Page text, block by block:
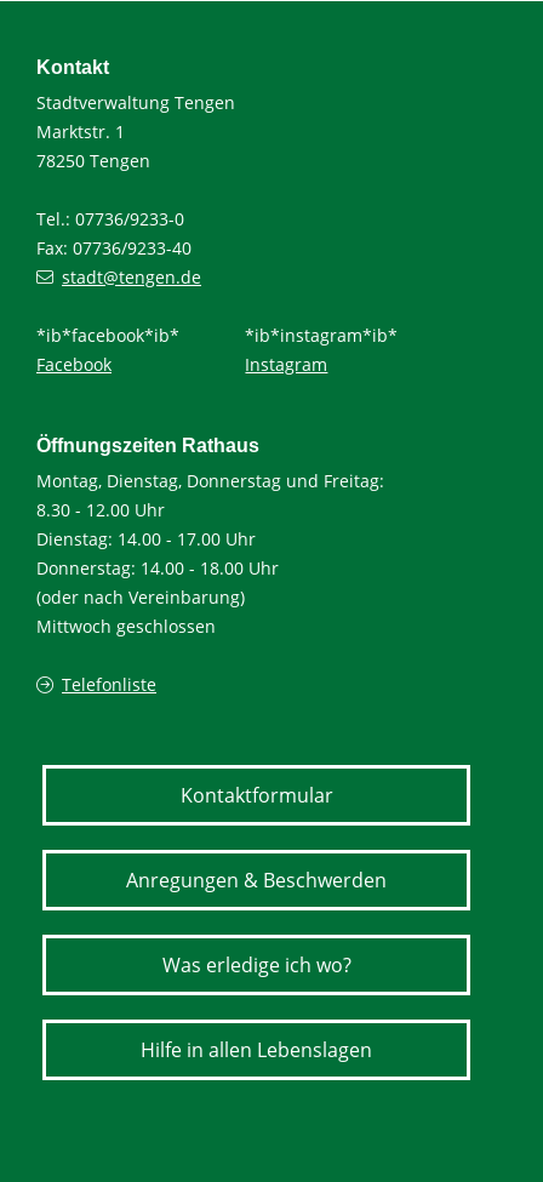
Kontakt
Stadtverwaltung Tengen
Marktstr. 1
78250 Tengen
Tel.: 07736/9233-0
Fax: 07736/9233-40
stadt@tengen.de
*ib*facebook*ib*
Facebook
*ib*instagram*ib*
Instagram
Öffnungszeiten Rathaus
Montag, Dienstag, Donnerstag und Freitag:
8.30 - 12.00 Uhr
Dienstag: 14.00 - 17.00 Uhr
Donnerstag: 14.00 - 18.00 Uhr
(oder nach Vereinbarung)
Mittwoch geschlossen
Telefonliste
Kontaktformular
Anregungen & Beschwerden
Was erledige ich wo?
Hilfe in allen Lebenslagen